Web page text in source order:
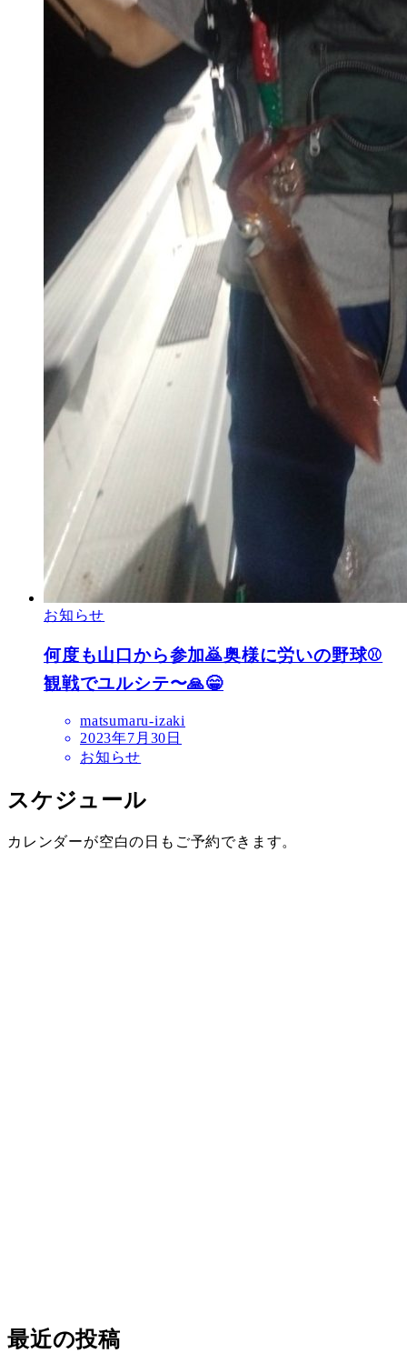
お知らせ
何度も山口から参加🙇奥様に労いの野球⚾
観戦でユルシテ〜🙏😁
matsumaru-izaki
2023年7月30日
お知らせ
スケジュール
カレンダーが空白の日もご予約できます。
最近の投稿